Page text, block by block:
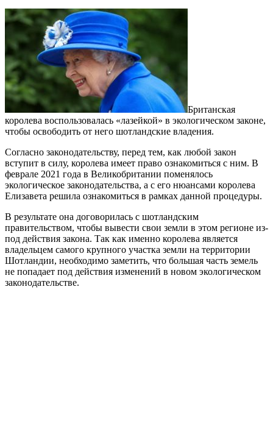
Британская
королева воспользовалась «лазейкой» в экологическом законе,
чтобы освободить от него шотландские владения.
Согласно законодательству, перед тем, как любой закон
вступит в силу, королева имеет право ознакомиться с ним. В
феврале 2021 года в Великобритании поменялось
экологическое законодательства, а с его нюансами королева
Елизавета решила ознакомиться в рамках данной процедуры.
В результате она договорилась с шотландским
правительством, чтобы вывести свои земли в этом регионе из-
под действия закона. Так как именно королева является
владельцем самого крупного участка земли на территории
Шотландии, необходимо заметить, что большая часть земель
не попадает под действия изменений в новом экологическом
законодательстве.